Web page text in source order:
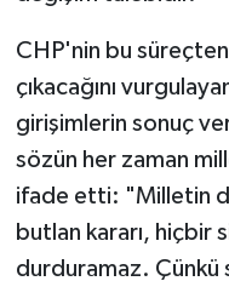
CHP'nin bu
çıkacağını
girişimlerin sonuç
sözün her zaman
ifade etti: "Milletin
butlan kararı, hiçbir
durduramaz. Çünkü